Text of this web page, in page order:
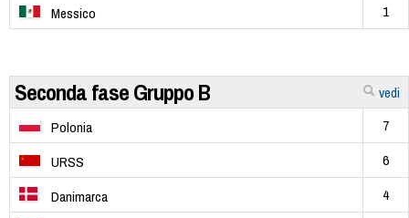
Messico
1
vedi
Seconda fase Gruppo B
Polonia
7
URSS
6
Danimarca
4